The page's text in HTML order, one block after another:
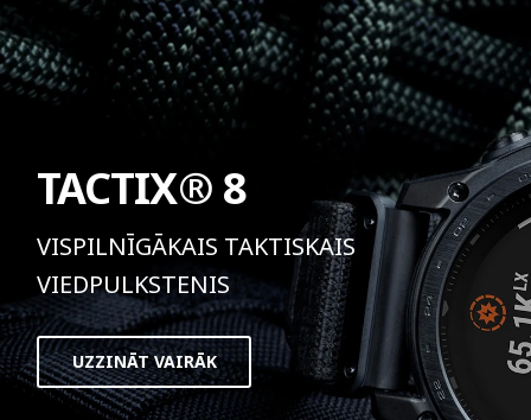
TACTIX® 8
VISPILNĪGĀKAIS TAKTISKAIS
VIEDPULKSTENIS
UZZINĀT VAIRĀK